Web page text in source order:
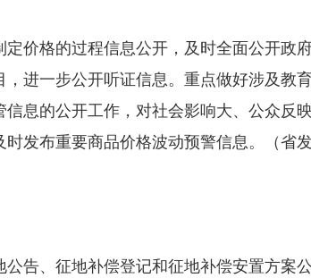
价格的过程信息公开，及时全面公开政
进一步公开听证信息。重点做好涉及教育
息的公开工作，对社会影响大、公众反
发布重要商品价格波动预警信息。（省
告、征地补偿登记和征地补偿安置方案